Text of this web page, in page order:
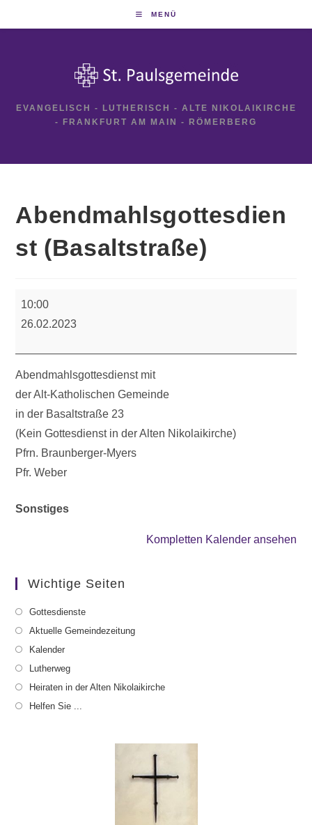
MENÜ
EVANGELISCH - LUTHERISCH - ALTE NIKOLAIKIRCHE
- FRANKFURT AM MAIN - RÖMERBERG
Abendmahlsgottesdien
st (Basaltstraße)
10:00
26.02.2023
Abendmahlsgottesdienst mit
der Alt-Katholischen Gemeinde
in der Basaltstraße 23
(Kein Gottesdienst in der Alten Nikolaikirche)
Pfrn. Braunberger-Myers
Pfr. Weber
Sonstiges
Kompletten Kalender ansehen
Wichtige Seiten
Gottesdienste
Aktuelle Gemeindezeitung
Kalender
Lutherweg
Heiraten in der Alten Nikolaikirche
Helfen Sie ...